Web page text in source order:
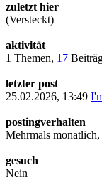
zuletzt hier
(Versteckt)
aktivität
1 Themen, 17
letzter post
25.02.2026, 13:49
postingverhalten
Mehrmals
gesuch
Nein